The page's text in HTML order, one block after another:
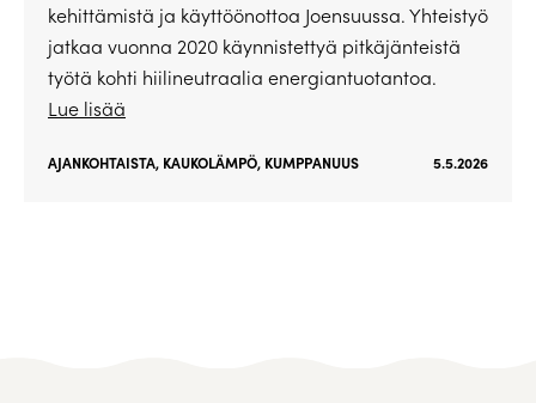
kehittämistä ja käyttöönottoa Joensuussa. Yhteistyö
jatkaa vuonna 2020 käynnistettyä pitkäjänteistä
työtä kohti hiilineutraalia energiantuotantoa.
Lue lisää
AJANKOHTAISTA, KAUKOLÄMPÖ, KUMPPANUUS 5.5.2026